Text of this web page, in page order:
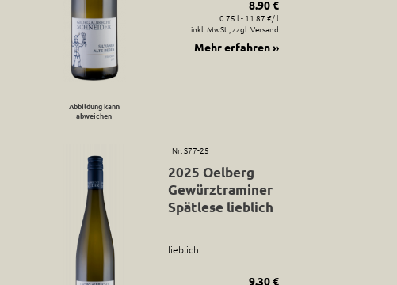
Abbildung kann
abweichen
8.90 €
0.75 l - 11.87 €/ l
inkl. MwSt., zzgl. Versand
Mehr erfahren »
Nr. S77-25
2025 Oelberg
Gewürztraminer
Spätlese lieblich
lieblich
9.30 €